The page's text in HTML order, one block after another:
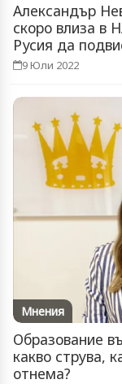
Александър
скоро влиза в
Русия да
9 Юли 2022
Мнения
Образование
какво струва,
отнема?